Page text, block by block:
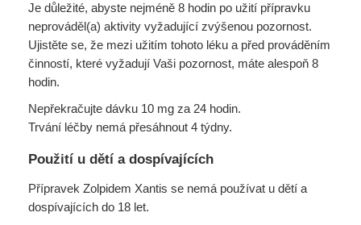
Je důležité, abyste nejméně 8 hodin po užití přípravku
neprováděl(a) aktivity vyžadující zvýšenou pozornost.
Ujistěte se, že mezi užitím tohoto léku a před prováděním
činností, které vyžadují Vaši pozornost, máte alespoň 8
hodin.
Nepřekračujte dávku 10 mg za 24 hodin.
Trvání léčby nemá přesáhnout 4 týdny.
Použití u dětí a dospívajících
Přípravek Zolpidem Xantis se nemá používat u dětí a
dospívajících do 18 let.